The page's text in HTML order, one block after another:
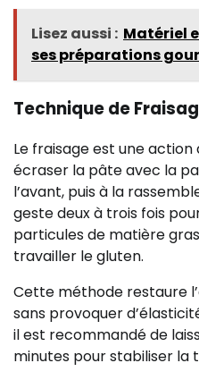
Lisez aussi : Matériel
ses préparations
Technique de
Le fraisage est une
écraser la pâte avec la
l’avant, puis à la
geste deux à trois fois
particules de matière
travailler le gluten.
Cette méthode restaure
sans provoquer
il est recommandé de
minutes pour stabiliser la